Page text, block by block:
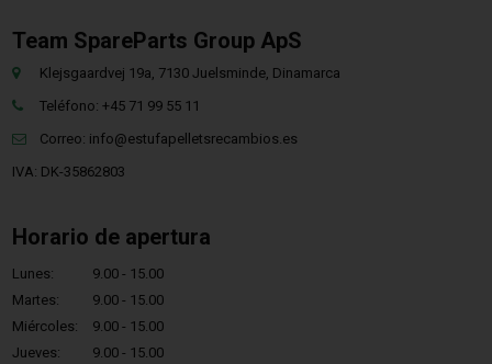
Team SpareParts Group ApS
Klejsgaardvej 19a, 7130 Juelsminde, Dinamarca
Teléfono: +45 71 99 55 11
Correo: info@estufapelletsrecambios.es
IVA: DK-35862803
Horario de apertura
Lunes:
9.00 - 15.00
Martes:
9.00 - 15.00
Miércoles:
9.00 - 15.00
Jueves:
9.00 - 15.00